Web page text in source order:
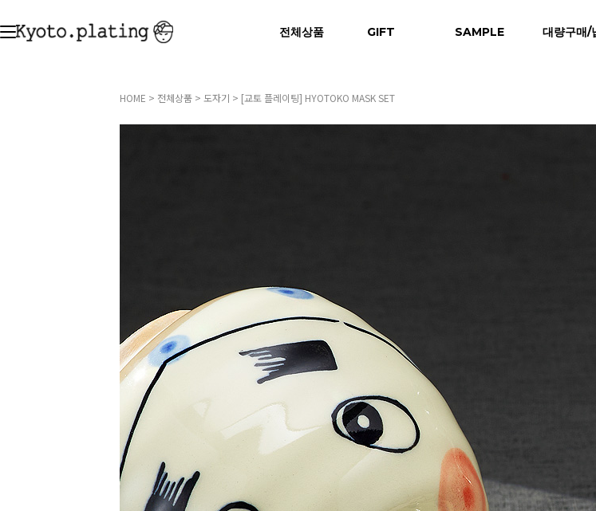
전체상품 GIFT SAMPLE 대량구매/
HOME > 전체상품 > 도자기 > [교토 플레이팅] HYOTOKO MASK SET